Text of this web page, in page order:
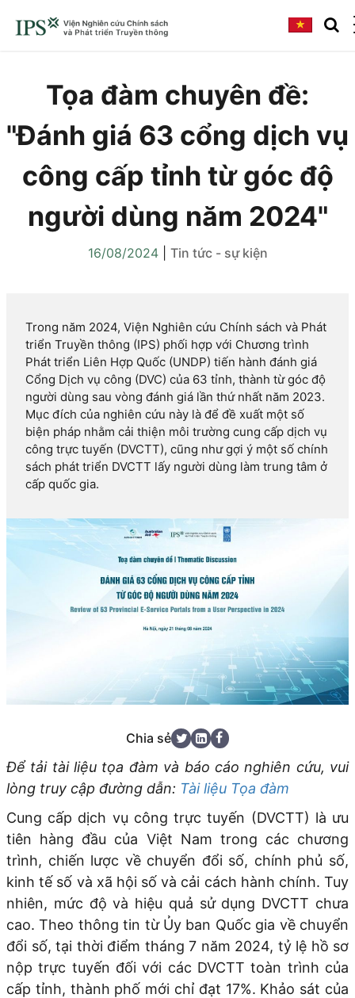
Tọa đàm chuyên đề:
"Đánh giá 63 cổng dịch vụ
công cấp tỉnh từ góc độ
người dùng năm 2024"
16/08/2024| Tin tức - sự kiện
Trong năm 2024, Viện Nghiên cứu Chính sách và Phát
triển Truyền thông (IPS) phối hợp với Chương trình
Phát triển Liên Hợp Quốc (UNDP) tiến hành đánh giá
Cổng Dịch vụ công (DVC) của 63 tỉnh, thành từ góc độ
người dùng sau vòng đánh giá lần thứ nhất năm 2023.
Mục đích của nghiên cứu này là để đề xuất một số
biện pháp nhằm cải thiện môi trường cung cấp dịch vụ
công trực tuyến (DVCTT), cũng như gợi ý một số chính
sách phát triển DVCTT lấy người dùng làm trung tâm ở
cấp quốc gia.
Chia sẻ
Để tải tài liệu tọa đàm và báo cáo nghiên cứu, vui
lòng truy cập đường dẫn: Tài liệu Tọa đàm
Cung cấp dịch vụ công trực tuyến (DVCTT) là ưu
tiên hàng đầu của Việt Nam trong các chương
trình, chiến lược về chuyển đổi số, chính phủ số,
kinh tế số và xã hội số và cải cách hành chính. Tuy
nhiên, mức độ và hiệu quả sử dụng DVCTT chưa
cao. Theo thông tin từ Ủy ban Quốc gia về chuyển
đổi số, tại thời điểm tháng 7 năm 2024, tỷ lệ hồ sơ
nộp trực tuyến đối với các DVCTT toàn trình của
cấp tỉnh, thành phố mới chỉ đạt 17%. Khảo sát của